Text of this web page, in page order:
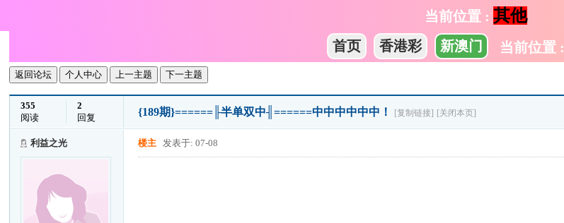
当前位置 : 其他
首页 香港彩 新澳门 当前位置 :
返回论坛 个人中心 上一主题 下一主题
355
阅读
2
回复
{189期}======╟半单双中╢======中中中中中中！ [复制链接] [关闭本页]
利益之光 楼主 发表于: 07-08